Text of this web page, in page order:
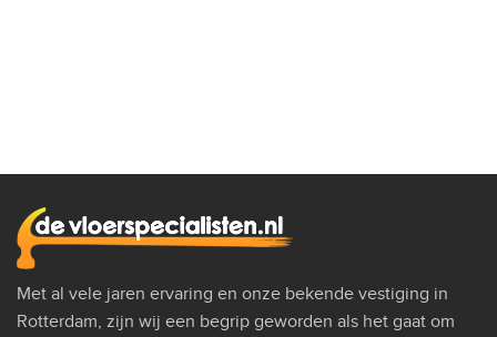
Met al vele jaren ervaring en onze bekende vestiging in
Rotterdam, zijn wij een begrip geworden als het gaat om